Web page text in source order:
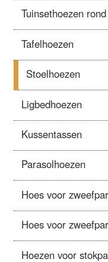
Tuinsethoezen rond
Tafelhoezen
Stoelhoezen
Ligbedhoezen
Kussentassen
Parasolhoezen
Hoes voor
Hoes voor
Hoezen voor